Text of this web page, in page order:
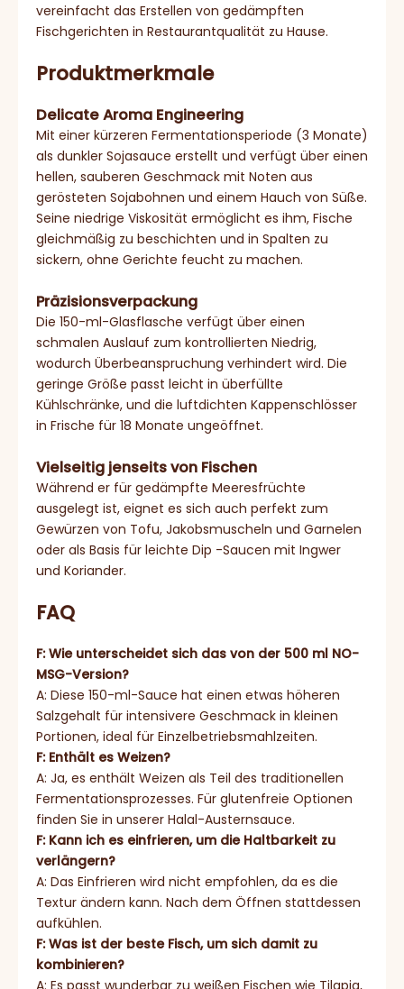
vereinfacht das Erstellen von gedämpften
Fischgerichten in Restaurantqualität zu Hause.
Produktmerkmale
Delicate Aroma Engineering
Mit einer kürzeren Fermentationsperiode (3 Monate)
als dunkler Sojasauce erstellt und verfügt über einen
hellen, sauberen Geschmack mit Noten aus
gerösteten Sojabohnen und einem Hauch von Süße.
Seine niedrige Viskosität ermöglicht es ihm, Fische
gleichmäßig zu beschichten und in Spalten zu
sickern, ohne Gerichte feucht zu machen.
Präzisionsverpackung
Die 150-ml-Glasflasche verfügt über einen
schmalen Auslauf zum kontrollierten Niedrig,
wodurch Überbeanspruchung verhindert wird. Die
geringe Größe passt leicht in überfüllte
Kühlschränke, und die luftdichten Kappenschlösser
in Frische für 18 Monate ungeöffnet.
Vielseitig jenseits von Fischen
Während er für gedämpfte Meeresfrüchte
ausgelegt ist, eignet es sich auch perfekt zum
Gewürzen von Tofu, Jakobsmuscheln und Garnelen
oder als Basis für leichte Dip -Saucen mit Ingwer
und Koriander.
FAQ
F: Wie unterscheidet sich das von der 500 ml NO-
MSG-Version?
A: Diese 150-ml-Sauce hat einen etwas höheren
Salzgehalt für intensivere Geschmack in kleinen
Portionen, ideal für Einzelbetriebsmahlzeiten.
F: Enthält es Weizen?
A: Ja, es enthält Weizen als Teil des traditionellen
Fermentationsprozesses. Für glutenfreie Optionen
finden Sie in unserer Halal-Austernsauce.
F: Kann ich es einfrieren, um die Haltbarkeit zu
verlängern?
A: Das Einfrieren wird nicht empfohlen, da es die
Textur ändern kann. Nach dem Öffnen stattdessen
aufkühlen.
F: Was ist der beste Fisch, um sich damit zu
kombinieren?
A: Es passt wunderbar zu weißen Fischen wie Tilapia,